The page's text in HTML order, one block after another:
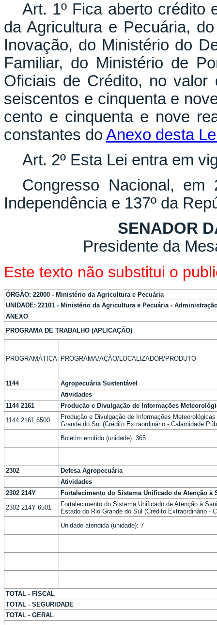
Art. 1º Fica aberto crédito
da Agricultura e Pecuária,
Inovação, do Ministério do
Familiar, do Ministério de
Oficiais de Crédito, no valor
seiscentos e cinquenta e
cento e cinquenta e nove
constantes do Anexo desta
Art. 2º Esta Lei entra em
Congresso Nacional,
Independência e 137º da
SENADOR
Presidente da
Este texto não substitui o
ÓRGÃO: 22000 - Ministério da Agricultura e Pecuária
UNIDADE: 22101 - Ministério da Agricultura e Pecuária -
ANEXO
PROGRAMA DE TRABALHO (APLICAÇÃO)
PROGRAMÁTICA PROGRAMA/AÇÃO/LOCALIZADOR/PRODUTO
1144
Agropecuária Sustentável
Atividades
1144 2161
Produção e Divulgação de Informações
1144 2161 6500
Produção e Divulgação de Informações
Grande do Sul (Crédito Extraordinário - Calamidade
Boletim emitido (unidade): 365
2302
Defesa Agropecuária
Atividades
2302 214Y
Fortalecimento do Sistema Unificado de Atenção à
2302 214Y 6501
Fortalecimento do Sistema Unificado de Atenção à
Estado do Rio Grande do Sul (Crédito Extraordinário -
Unidade atendida (unidade): 7
TOTAL - FISCAL
TOTAL - SEGURIDADE
TOTAL - GERAL